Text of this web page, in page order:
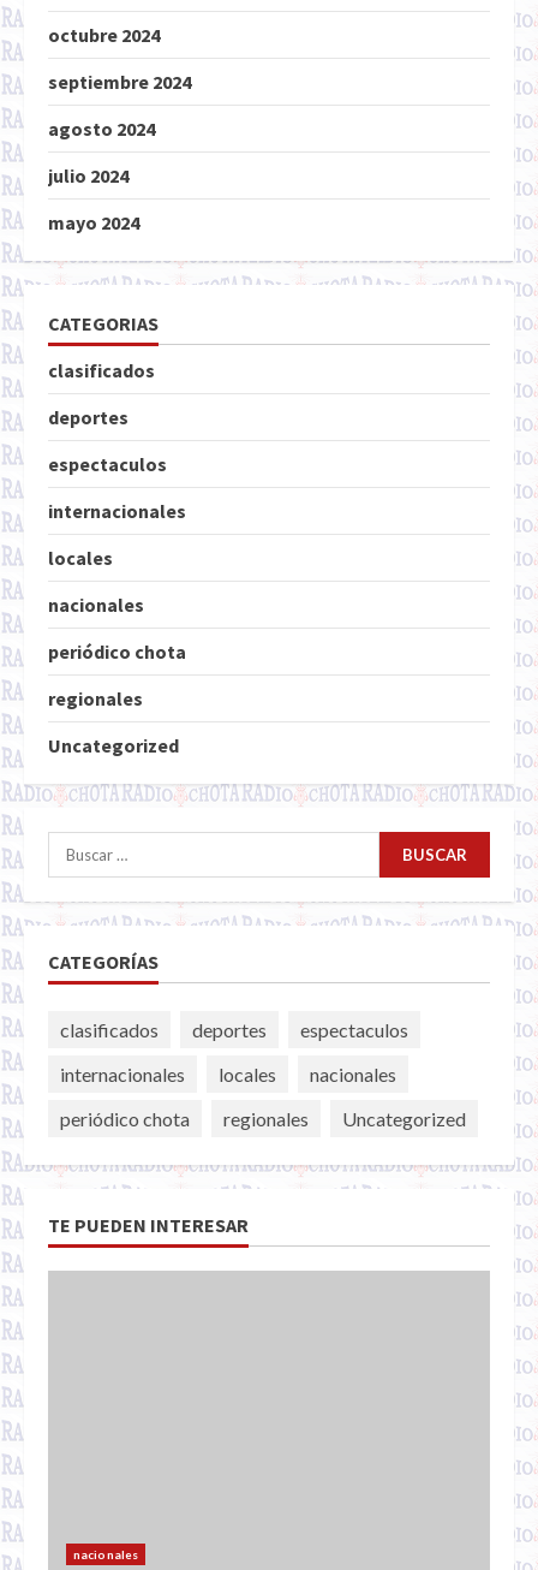
octubre 2024
septiembre 2024
agosto 2024
julio 2024
mayo 2024
CATEGORIAS
clasificados
deportes
espectaculos
internacionales
locales
nacionales
periódico chota
regionales
Uncategorized
Buscar:
CATEGORÍAS
clasificados deportes
espectaculos
internacionales
locales
nacionales
periódico chota
regionales Uncategorized
TE PUEDEN INTERESAR
nacionales